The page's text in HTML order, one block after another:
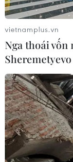
vietnamplus.vn
Nga thoái vốn
Sheremetyevo